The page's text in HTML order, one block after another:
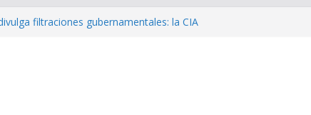
filtraciones gubernamentales: la CIA
el país
sobre EE. UU.: ¿Será real el miedo?